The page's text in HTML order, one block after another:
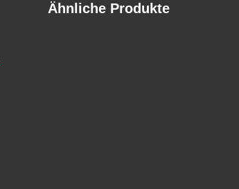
Ähnliche Produkte